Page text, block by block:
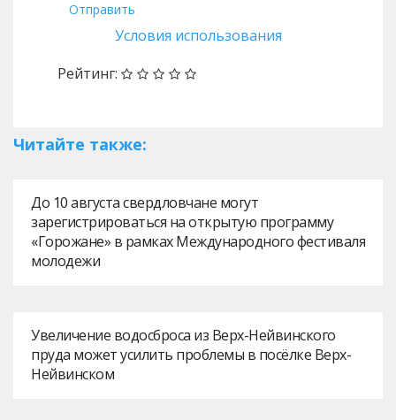
Отправить
Условия использования
Рейтинг:
Читайте также:
До 10 августа свердловчане могут
зарегистрироваться на открытую программу
«Горожане» в рамках Международного фестиваля
молодежи
Увеличение водосброса из Верх-Нейвинского
пруда может усилить проблемы в посёлке Верх-
Нейвинском